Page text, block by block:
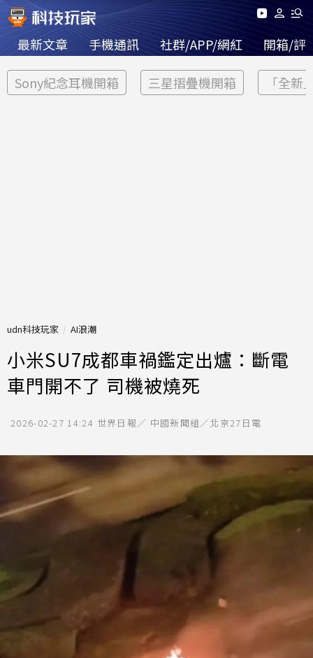
最新文章 手機通訊 社群/APP/網紅 開箱/評
Sony紀念耳機開箱 三星摺疊機開箱 「全新
udn科技玩家 AI浪潮
小米SU7成都車禍鑑定出爐：斷電
車門開不了 司機被燒死
2026-02-27 14:24 世界日報／ 中國新聞組／北京27日電